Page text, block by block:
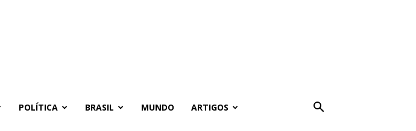
POLÍTICA BRASIL MUNDO ARTIGOS